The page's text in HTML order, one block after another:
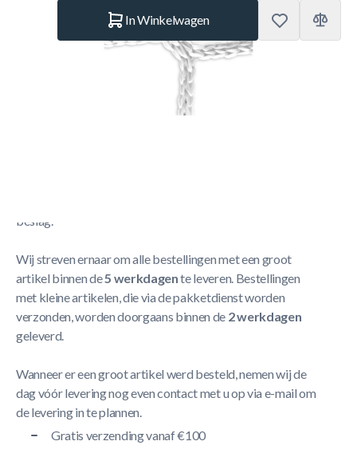
In Winkelwagen
Meer Lezen
beslag.
Wij streven ernaar om alle bestellingen met een groot
artikel binnen de5 werkdagente leveren. Bestellingen
met kleine artikelen, die via de pakketdienst worden
verzonden, worden doorgaans binnen de 2 werkdagen
geleverd.
Wanneer er een groot artikel werd besteld, nemen wij de
dag vóór levering nog even contact met u op via e-mail om
de levering in te plannen.
Gratis verzending vanaf €100